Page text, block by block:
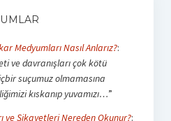
Medyumları Nasıl Anlarız?:
ve davranışları çok kötü
suçumuz olmamasına
kıskanıp yuvamızı…”
ve Şikayetleri Nereden Okunur?: